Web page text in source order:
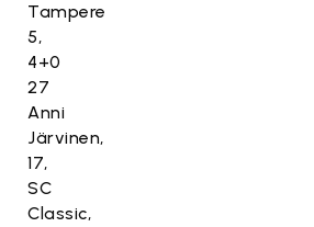
Tampere
5,
4+0
27
Anni
Järvinen,
17,
SC
Classic,